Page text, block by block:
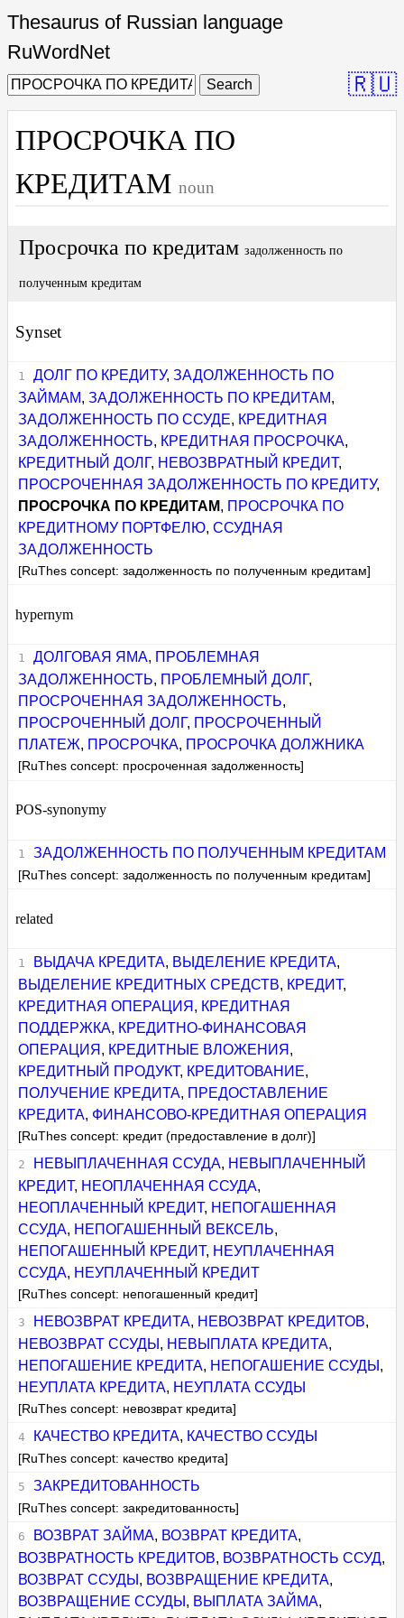
Thesaurus of Russian language
RuWordNet
Search 🇷🇺
ПРОСРОЧКА ПО
КРЕДИТАМ noun
Просрочка по кредитам задолженность по
полученным кредитам
Synset
ДОЛГ ПО КРЕДИТУ, ЗАДОЛЖЕННОСТЬ ПО
ЗАЙМАМ,ЗАДОЛЖЕННОСТЬ ПО КРЕДИТАМ,
ЗАДОЛЖЕННОСТЬ ПО ССУДЕ, КРЕДИТНАЯ
ЗАДОЛЖЕННОСТЬ, КРЕДИТНАЯ ПРОСРОЧКА,
КРЕДИТНЫЙ ДОЛГ, НЕВОЗВРАТНЫЙ КРЕДИТ,
ПРОСРОЧЕННАЯ ЗАДОЛЖЕННОСТЬ ПО КРЕДИТУ,
ПРОСРОЧКА ПО КРЕДИТАМ, ПРОСРОЧКА ПО
КРЕДИТНОМУ ПОРТФЕЛЮ,ССУДНАЯ
ЗАДОЛЖЕННОСТЬ
[RuThes concept: задолженность по полученным кредитам]
hypernym
ДОЛГОВАЯ ЯМА, ПРОБЛЕМНАЯ
ЗАДОЛЖЕННОСТЬ, ПРОБЛЕМНЫЙ ДОЛГ,
ПРОСРОЧЕННАЯ ЗАДОЛЖЕННОСТЬ,
ПРОСРОЧЕННЫЙ ДОЛГ, ПРОСРОЧЕННЫЙ
ПЛАТЕЖ, ПРОСРОЧКА, ПРОСРОЧКА ДОЛЖНИКА
[RuThes concept: просроченная задолженность]
POS-synonymy
ЗАДОЛЖЕННОСТЬ ПО ПОЛУЧЕННЫМ КРЕДИТАМ
[RuThes concept: задолженность по полученным кредитам]
related
ВЫДАЧА КРЕДИТА, ВЫДЕЛЕНИЕ КРЕДИТА,
ВЫДЕЛЕНИЕ КРЕДИТНЫХ СРЕДСТВ, КРЕДИТ,
КРЕДИТНАЯ ОПЕРАЦИЯ , КРЕДИТНАЯ
ПОДДЕРЖКА, КРЕДИТНО-ФИНАНСОВАЯ
ОПЕРАЦИЯ , КРЕДИТНЫЕ ВЛОЖЕНИЯ ,
КРЕДИТНЫЙ ПРОДУКТ, КРЕДИТОВАНИЕ,
ПОЛУЧЕНИЕ КРЕДИТА, ПРЕДОСТАВЛЕНИЕ
КРЕДИТА, ФИНАНСОВО-КРЕДИТНАЯ ОПЕРАЦИЯ
[RuThes concept: кредит (предоставление в долг)]
НЕВЫПЛАЧЕННАЯ ССУДА, НЕВЫПЛАЧЕННЫЙ
КРЕДИТ, НЕОПЛАЧЕННАЯ ССУДА,
НЕОПЛАЧЕННЫЙ КРЕДИТ, НЕПОГАШЕННАЯ
ССУДА, НЕПОГАШЕННЫЙ ВЕКСЕЛЬ,
НЕПОГАШЕННЫЙ КРЕДИТ, НЕУПЛАЧЕННАЯ
ССУДА, НЕУПЛАЧЕННЫЙ КРЕДИТ
[RuThes concept: непогашенный кредит]
НЕВОЗВРАТ КРЕДИТА, НЕВОЗВРАТ КРЕДИТОВ,
НЕВОЗВРАТ ССУДЫ , НЕВЫПЛАТА КРЕДИТА,
НЕПОГАШЕНИЕ КРЕДИТА, НЕПОГАШЕНИЕ ССУДЫ ,
НЕУПЛАТА КРЕДИТА, НЕУПЛАТА ССУДЫ
[RuThes concept: невозврат кредита]
КАЧЕСТВО КРЕДИТА, КАЧЕСТВО ССУДЫ
[RuThes concept: качество кредита]
ЗАКРЕДИТОВАННОСТЬ
[RuThes concept: закредитованность]
ВОЗВРАТ ЗАЙМА, ВОЗВРАТ КРЕДИТА,
ВОЗВРАТНОСТЬ КРЕДИТОВ, ВОЗВРАТНОСТЬ ССУД,
ВОЗВРАТ ССУДЫ , ВОЗВРАЩЕНИЕ КРЕДИТА,
ВОЗВРАЩЕНИЕ ССУДЫ , ВЫПЛАТА ЗАЙМА,